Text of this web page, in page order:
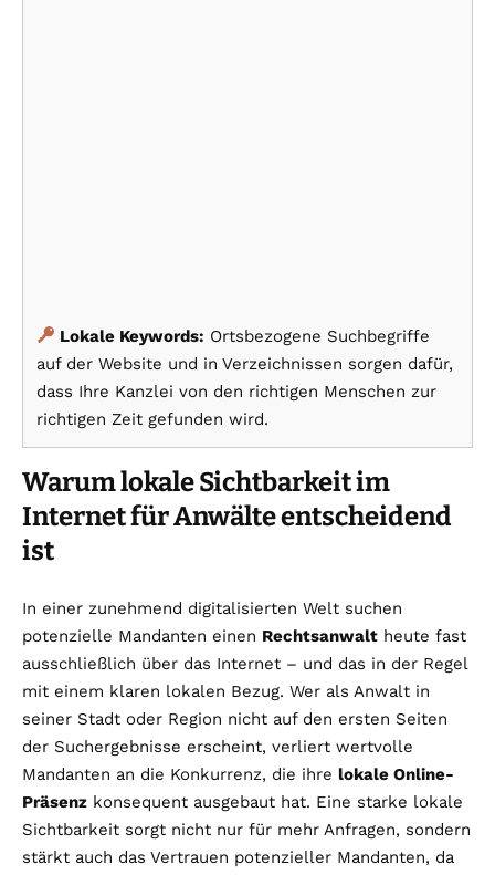
Lokale Keywords: Ortsbezogene Suchbegriffe
auf der Website und in Verzeichnissen sorgen dafür,
dass Ihre Kanzlei von den richtigen Menschen zur
richtigen Zeit gefunden wird.
Warum lokale Sichtbarkeit im
Internet für Anwälte entscheidend
ist
In einer zunehmend digitalisierten Welt suchen
potenzielle Mandanten einen Rechtsanwalt heute fast
ausschließlich über das Internet – und das in der Regel
mit einem klaren lokalen Bezug. Wer als Anwalt in
seiner Stadt oder Region nicht auf den ersten Seiten
der Suchergebnisse erscheint, verliert wertvolle
Mandanten an die Konkurrenz, die ihre lokale Online-
Präsenz konsequent ausgebaut hat. Eine starke lokale
Sichtbarkeit sorgt nicht nur für mehr Anfragen, sondern
stärkt auch das Vertrauen potenzieller Mandanten, da